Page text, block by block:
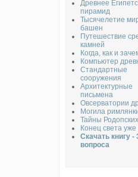
Древнее
пирамид
Тысячелетие
башен
Путешествие
камней
Когда, как и
Компьютер
Стандартные
сооружения
Архитектурные
письмена
Овсерватории
Могила
Тайны
Конец света
Скачать книгу -
вопроса